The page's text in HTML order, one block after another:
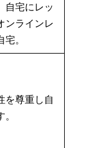
自宅にレッ
ンラインレ
。
を尊重し自